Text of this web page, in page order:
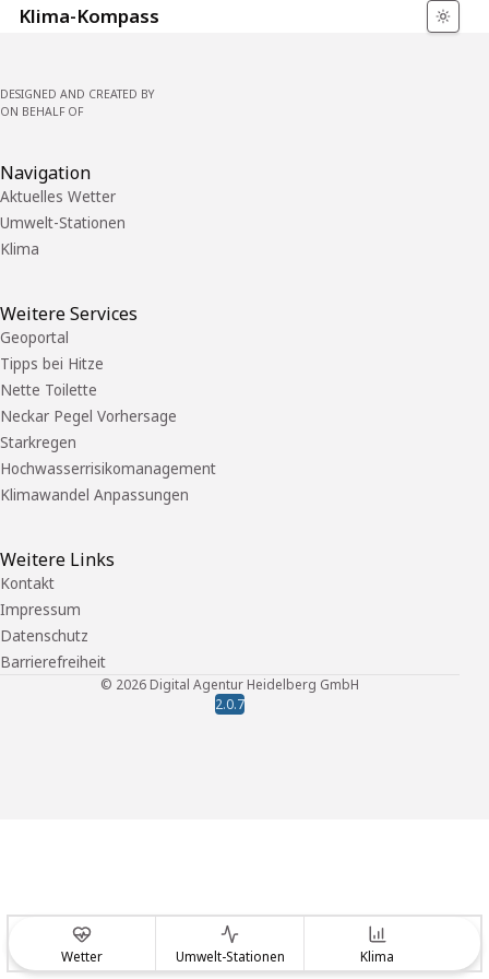
Klima-Kompass
DESIGNED AND CREATED BY
ON BEHALF OF
Navigation
Aktuelles Wetter
Umwelt-Stationen
Klima
Weitere Services
Geoportal
Tipps bei Hitze
Nette Toilette
Neckar Pegel Vorhersage
Starkregen
Hochwasserrisikomanagement
Klimawandel Anpassungen
Weitere Links
Kontakt
Impressum
Datenschutz
Barrierefreiheit
© 2026 Digital Agentur Heidelberg GmbH
2.0.7
Wetter Umwelt-Stationen Klima